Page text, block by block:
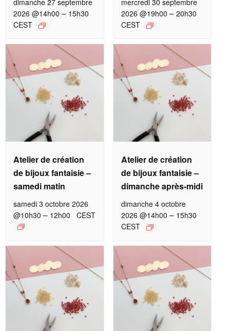
2026 @14h00 – 15h30
CEST
2026 @19h00 – 20h30
CEST
Atelier de création
de bijoux fantaisie –
samedi matin
samedi 3 octobre 2026
@10h30 – 12h00 CEST
Atelier de création
de bijoux fantaisie –
dimanche après-midi
dimanche 4 octobre
2026 @14h00 – 15h30
CEST